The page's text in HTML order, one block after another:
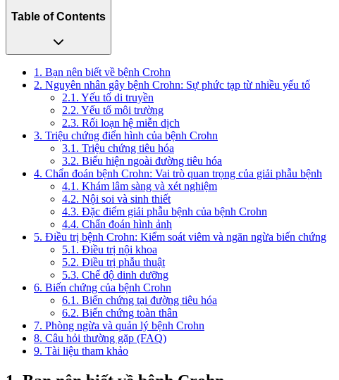
Table of Contents
1. Bạn nên biết về bệnh Crohn
2. Nguyên nhân gây bệnh Crohn: Sự phức tạp từ nhiều yếu tố
2.1. Yếu tố di truyền
2.2. Yếu tố môi trường
2.3. Rối loạn hệ miễn dịch
3. Triệu chứng điển hình của bệnh Crohn
3.1. Triệu chứng tiêu hóa
3.2. Biểu hiện ngoài đường tiêu hóa
4. Chẩn đoán bệnh Crohn: Vai trò quan trọng của giải phẫu bệnh
4.1. Khám lâm sàng và xét nghiệm
4.2. Nội soi và sinh thiết
4.3. Đặc điểm giải phẫu bệnh của bệnh Crohn
4.4. Chẩn đoán hình ảnh
5. Điều trị bệnh Crohn: Kiểm soát viêm và ngăn ngừa biến chứng
5.1. Điều trị nội khoa
5.2. Điều trị phẫu thuật
5.3. Chế độ dinh dưỡng
6. Biến chứng của bệnh Crohn
6.1. Biến chứng tại đường tiêu hóa
6.2. Biến chứng toàn thân
7. Phòng ngừa và quản lý bệnh Crohn
8. Câu hỏi thường gặp (FAQ)
9. Tài liệu tham khảo